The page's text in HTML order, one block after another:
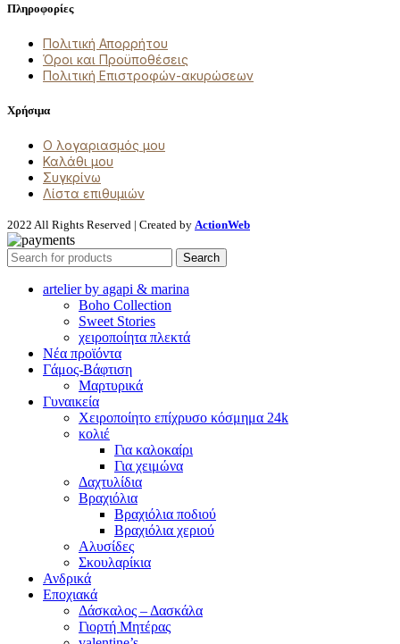
Πληροφορίες
Πολιτική Απορρήτου
Όροι και Προϋποθέσεις
Πολιτική Επιστροφών-ακυρώσεων
Χρήσιμα
Ο λογαριασμός μου
Καλάθι μου
Συγκρίνω
Λίστα επιθυμιών
2022 All Rights Reserved | Created by ActionWeb
Search
artelier by agapi & marina
Boho Collection
Sweet Stories
χειροποίητα πλεκτά
Νέα προϊόντα
Γάμος-Βάφτιση
Μαρτυρικά
Γυναικεία
Χειροποίητο επίχρυσο κόσμημα 24k
κολιέ
Για καλοκαίρι
Για χειμώνα
Δαχτυλίδια
Βραχιόλια
Βραχιόλια ποδιού
Βραχιόλια χεριού
Αλυσίδες
Σκουλαρίκια
Ανδρικά
Εποχιακά
Δάσκαλος – Δασκάλα
Γιορτή Μητέρας